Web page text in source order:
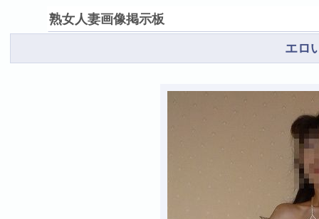
熟女人妻画像掲示板
エロ